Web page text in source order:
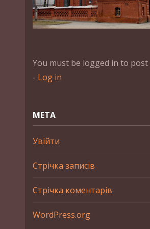
You must be logged in to post
- Log in
МЕТА
Увійти
Стрічка записів
Стрічка коментарів
WordPress.org